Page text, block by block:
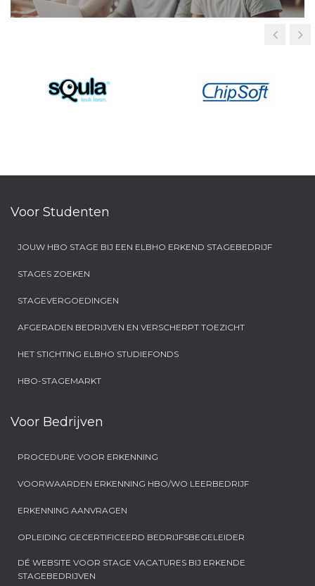
Voor Studenten
JOUW HBO STAGE BIJ EEN ELBHO ERKEND STAGEBEDRIJF
STAGES ZOEKEN
STAGEVERGOEDINGEN
AFGERADEN BEDRIJVEN EN VERSCHERPT TOEZICHT
HET STICHTING ELBHO STUDIEFONDS
HBO-STAGEMARKT
Voor Bedrijven
PROCEDURE VOOR ERKENNING
VOORWAARDEN ERKENNING HBO/WO LEERBEDRIJF
ERKENNING AANVRAGEN
OPLEIDING GECERTIFICEERD BEDRIJFSBEGELEIDER
DÉ WEBSITE VOOR STAGE VACATURES BIJ ERKENDE
STAGEBEDRIJVEN